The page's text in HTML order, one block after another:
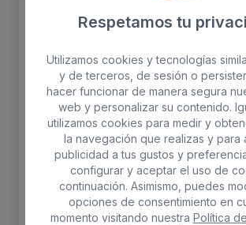
Respetamos tu
Utilizamos cookies y tecnologías
y de terceros, de sesión o
hacer funcionar de manera segura
web y personalizar su contenido.
utilizamos cookies para medir y
la navegación que realizas y para
publicidad a tus gustos y
configurar y aceptar el uso de
continuación. Asimismo, puedes
opciones de consentimiento en
momento visitando nuestra Política